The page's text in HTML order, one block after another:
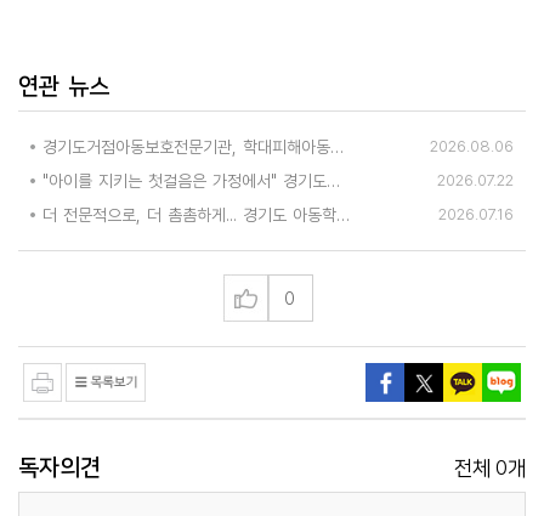
연관 뉴스
경기도거점아동보호전문기관, 학대피해아동가정 회복 및 재학대 예방 나선다 2026.08.06
"아이를 지키는 첫걸음은 가정에서" 경기도거점아동보호전문기관, 아동학대 예방교육 2026.07.22
더 전문적으로, 더 촘촘하게... 경기도 아동학대 대응인력 역량 키웠다 2026.07.16
0
독자의견 전체 0개